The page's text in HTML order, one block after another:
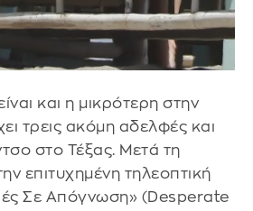
και η μικρότερη στην
τρεις ακόμη αδελφές και
στο Τέξας. Μετά τη
επιτυχημένη τηλεοπτική
Σε Απόγνωση» (Desperate